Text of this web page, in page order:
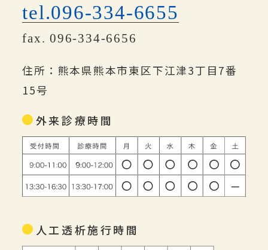
tel.096-334-6655
fax. 096-334-6656
住所：熊本県熊本市東区下江津3丁目7番
15号
外来診療時間
人工透析施行時間